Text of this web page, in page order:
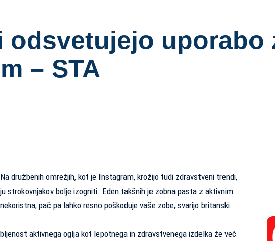
odsvetujejo uporabo
– STA
družbenih omrežjih, kot je Instagram, krožijo tudi zdravstveni trendi,
strokovnjakov bolje izogniti. Eden takšnih je zobna pasta z aktivnim
pač pa lahko resno poškoduje vaše zobe, svarijo britanski
aktivnega oglja kot lepotnega in zdravstvenega izdelka že več